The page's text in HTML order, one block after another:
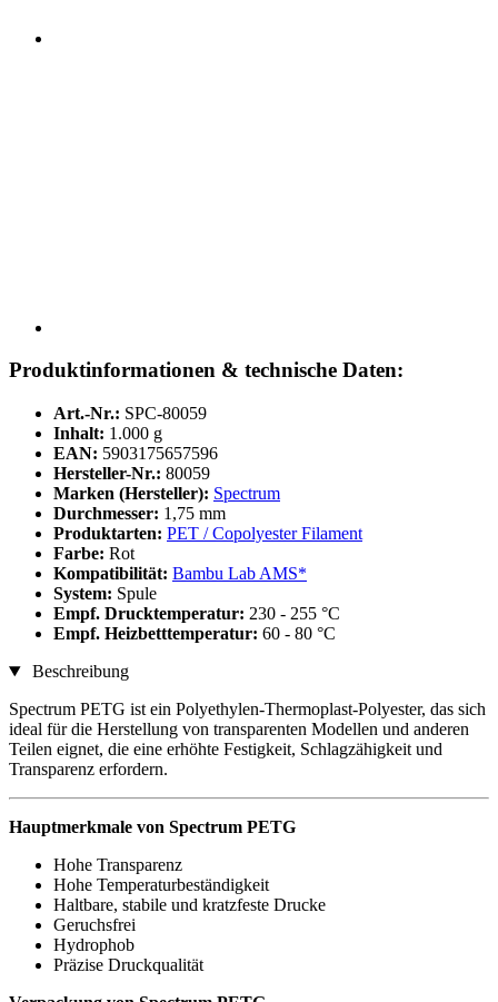
Produktinformationen & technische Daten:
Art.-Nr.: SPC-80059
Inhalt: 1.000 g
EAN: 5903175657596
Hersteller-Nr.: 80059
Marken (Hersteller): Spectrum
Durchmesser: 1,75 mm
Produktarten: PET / Copolyester Filament
Farbe: Rot
Kompatibilität: Bambu Lab AMS*
System: Spule
Empf. Drucktemperatur: 230 - 255 °C
Empf. Heizbetttemperatur: 60 - 80 °C
Beschreibung
Spectrum PETG ist ein Polyethylen-Thermoplast-Polyester, das sich
ideal für die Herstellung von transparenten Modellen und anderen
Teilen eignet, die eine erhöhte Festigkeit, Schlagzähigkeit und
Transparenz erfordern.
Hauptmerkmale von Spectrum PETG
Hohe Transparenz
Hohe Temperaturbeständigkeit
Haltbare, stabile und kratzfeste Drucke
Geruchsfrei
Hydrophob
Präzise Druckqualität